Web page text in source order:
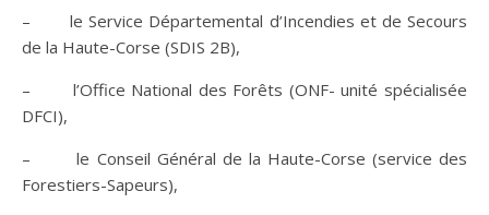
– le Service Départemental d’Incendies et de Secours
de la Haute-Corse (SDIS 2B),
– l’Office National des Forêts (ONF- unité spécialisée
DFCI),
– le Conseil Général de la Haute-Corse (service des
Forestiers-Sapeurs),